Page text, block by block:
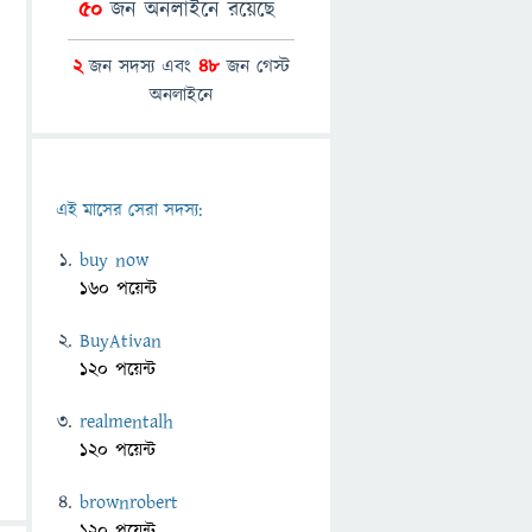
50জন অনলাইনে রয়েছে
2জন সদস্য এবং 48 জন গেস্ট
অনলাইনে
এই মাসের সেরা সদস্য:
buy now
160 পয়েন্ট
BuyAtivan
120 পয়েন্ট
realmentalh
120 পয়েন্ট
brownrobert